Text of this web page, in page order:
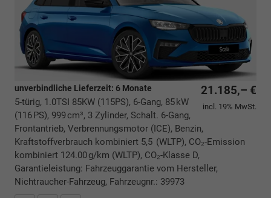
21.185,– €
incl. 19% MwSt.
unverbindliche Lieferzeit: 6 Monate
5-türig, 1.0TSI 85KW (115PS), 6-Gang, 85 kW
(116 PS), 999 cm³, 3 Zylinder, Schalt. 6-Gang,
Frontantrieb, Verbrennungsmotor (ICE), Benzin,
Kraftstoffverbrauch kombiniert 5,5 (WLTP), CO₂-Emission
kombiniert 124.00 g/km (WLTP), CO₂-Klasse D,
Garantieleistung: Fahrzeuggarantie vom Hersteller,
Nichtraucher-Fahrzeug, Fahrzeugnr.: 39973